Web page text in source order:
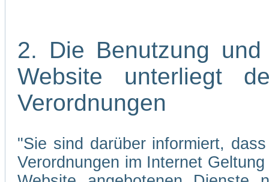
2. Die Benutzung
Website unterliegt
Verordnungen
"Sie sind darüber informiert,
Verordnungen im Internet